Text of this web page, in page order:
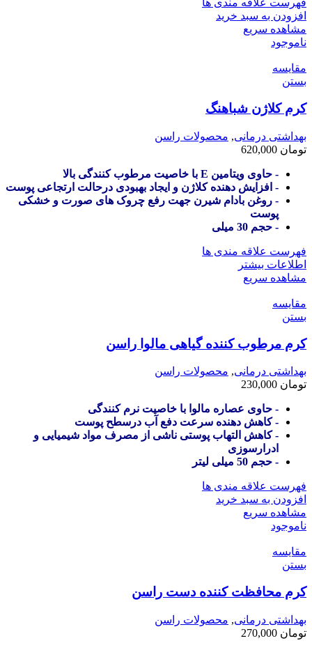
فهرست علاقه مندی ها
افزودن به سبد خرید
مشاهده سریع
ناموجود
مقایسه
بستن
کرم کلاژن شباهنگ
بهداشتی درمانی, محصولات راسن
تومان
- حاوی ویتامین E با خاصیت مرطوب کنندگی بالا
- افزایش دهنده کلاژن و ایجاد بهبودی درحالت ارتجاعی پوست
- روغن بادام شیرن جهت رفع چروک های صورت و خشکی
پوست
- حجم 30 میلی
فهرست علاقه مندی ها
اطلاعات بیشتر
مشاهده سریع
مقایسه
بستن
کرم مرطوب کننده گیاهی مالوا راسن
بهداشتی درمانی, محصولات راسن
تومان
- حاوی عصاره مالوا با خاصیت نرم کنندگی
- کاهش دهنده سرعت دفع آب درسطح پوست
- کاهش التهاب پوستی ناشی از مصرف مواد شیمیایی و
ادرارسوزی
- حجم 50 میلی لیتر
فهرست علاقه مندی ها
افزودن به سبد خرید
مشاهده سریع
ناموجود
مقایسه
بستن
کرم محافظت کننده دست راسن
بهداشتی درمانی, محصولات راسن
تومان